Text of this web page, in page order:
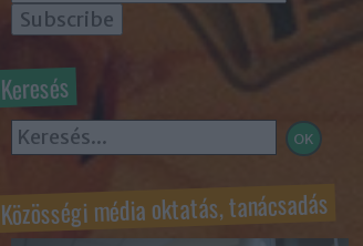
Keresés
Közösségi média oktatás, tanácsadás